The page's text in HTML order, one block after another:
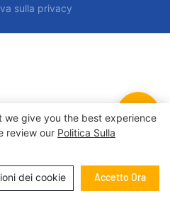
sulla privacy
we give you the best experience
review our Politica Sulla
dei cookie Accetto Ora